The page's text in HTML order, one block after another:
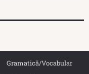
Gramatică/Vocabular